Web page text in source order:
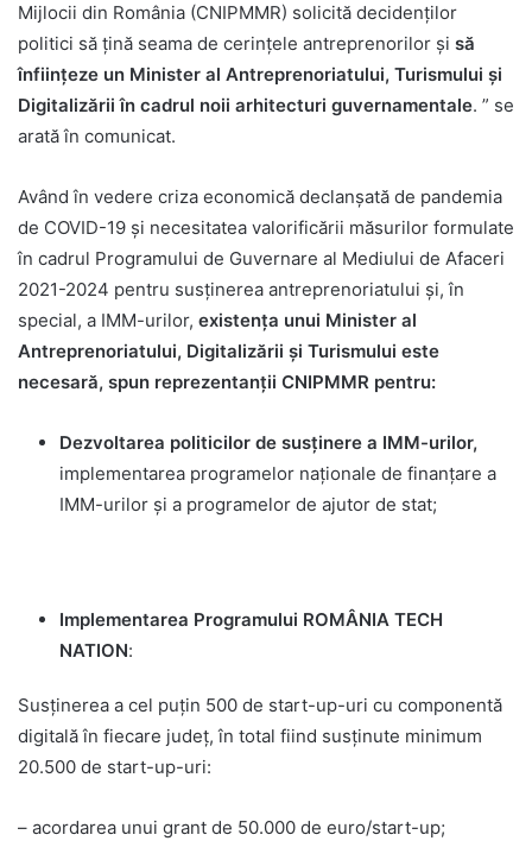
Mijlocii din România (CNIPMMR) solicită decidenţilor
politici să țină seama de cerințele antreprenorilor și să
înființeze un Minister al Antreprenoriatului, Turismului și
Digitalizării în cadrul noii arhitecturi guvernamentale. ” se
arată în comunicat.
Având în vedere criza economică declanşată de pandemia
de COVID-19 şi necesitatea valorificării măsurilor formulate
în cadrul Programului de Guvernare al Mediului de Afaceri
2021-2024 pentru susţinerea antreprenoriatului şi, în
special, a IMM-urilor, existenţa unui Minister al
Antreprenoriatului, Digitalizării și Turismului este
necesară, spun reprezentanţii CNIPMMR pentru:
Dezvoltarea politicilor de susținere a IMM-urilor,
implementarea programelor naționale de finanțare a
IMM-urilor și a programelor de ajutor de stat;
Implementarea Programului ROMÂNIA TECH
NATION:
Susţinerea a cel puţin 500 de start-up-uri cu componentă
digitală în fiecare judeţ, în total fiind susţinute minimum
20.500 de start-up-uri:
– acordarea unui grant de 50.000 de euro/start-up;